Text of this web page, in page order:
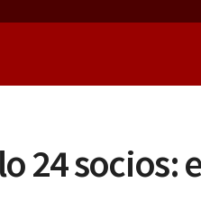
24 socios: